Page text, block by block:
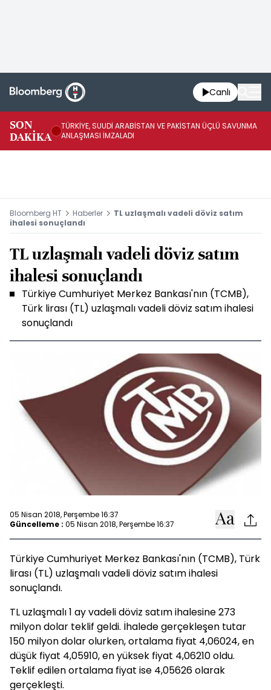
Canlı
SON
DAKİKA
TÜRKİYE, SUUDİ ARABİSTAN VE PAKİSTAN ÜÇLÜ SAVUNMA
ANLAŞMASI İMZALADI
Bloomberg HT Haberler
TL uzlaşmalı vadeli döviz satım
ihalesi sonuçlandı
TL uzlaşmalı vadeli döviz satım
ihalesi sonuçlandı
Türkiye Cumhuriyet Merkez Bankası'nın (TCMB),
Türk lirası (TL) uzlaşmalı vadeli döviz satım ihalesi
sonuçlandı
05 Nisan 2018, Perşembe 16:37
Güncelleme : 05 Nisan 2018, Perşembe 16:37
Türkiye Cumhuriyet Merkez Bankası'nın (TCMB), Türk
lirası (TL) uzlaşmalı vadeli döviz satım ihalesi
sonuçlandı.
TL uzlaşmalı 1 ay vadeli döviz satım ihalesine 273
milyon dolar teklif geldi. İhalede gerçekleşen tutar
150 milyon dolar olurken, ortalama fiyat 4,06024, en
düşük fiyat 4,05910, en yüksek fiyat 4,06210 oldu.
Teklif edilen ortalama fiyat ise 4,05626 olarak
gerçekleşti.